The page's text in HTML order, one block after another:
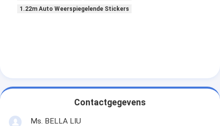
1.22m Auto Weerspiegelende Stickers
Contactgegevens
Ms. BELLA LIU